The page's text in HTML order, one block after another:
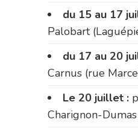
du 15 au 17
Palobart
du 17 au 20
Carnus (rue
Le 20 juillet :
Charignon-